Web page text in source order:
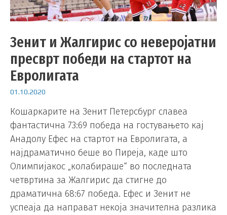
Зенит и Жалгирис со неверојатни
пресврт победи на стартот на
Евролигата
01.10.2020
Кошаркарите на Зенит Петерсбург славеа
фантастична 73:69 победа на гостувањето кај
Анадолу Ефес на стартот на Евролигата, а
најдраматично беше во Пиреја, каде што
Олимпијакос „колабираше“ во последната
четвртина за Жалгирис да стигне до
драматична 68:67 победа. Ефес и Зенит не
успеаја да направат некоја значителна разлика